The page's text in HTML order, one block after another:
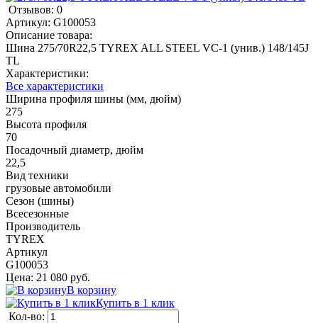
Отзывов: 0
Артикул: G100053
Описание товара:
Шина 275/70R22,5 TYREX ALL STEEL VC-1 (унив.) 148/145J
TL
Характеристики:
Все характеристики
Ширина профиля шины (мм, дюйм)
275
Высота профиля
70
Посадочный диаметр, дюйм
22,5
Вид техники
грузовые автомобили
Сезон (шины)
Всесезонные
Производитель
TYREX
Артикул
G100053
Цена: 21 080 руб.
В корзину
Купить в 1 клик
Кол-во: